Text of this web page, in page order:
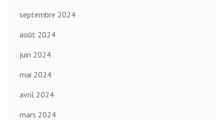
septembre 2024
août 2024
juin 2024
mai 2024
avril 2024
mars 2024